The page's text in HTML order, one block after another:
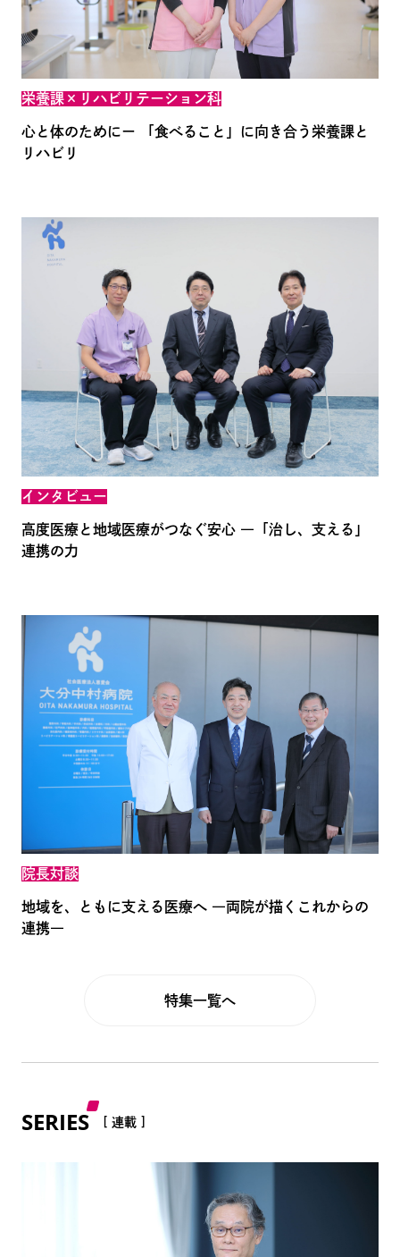
栄養課×リハビリテーション科
心と体のためにー 「食べること」に向き合う栄養課と
リハビリ
インタビュー
高度医療と地域医療がつなぐ安心 ―「治し、支える」
連携の力
院長対談
地域を、ともに支える医療へ ―両院が描くこれからの
連携―
特集一覧へ
SERIES [ 連載 ]